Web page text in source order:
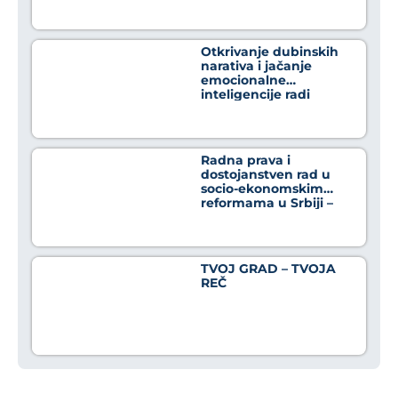
Otkrivanje dubinskih
narativa i jačanje
emocionalne
inteligencije radi
dezinformacija
Radna prava i
dostojanstven rad u
socio-ekonomskim
reformama u Srbiji –
TVOJ GRAD – TVOJA
REČ